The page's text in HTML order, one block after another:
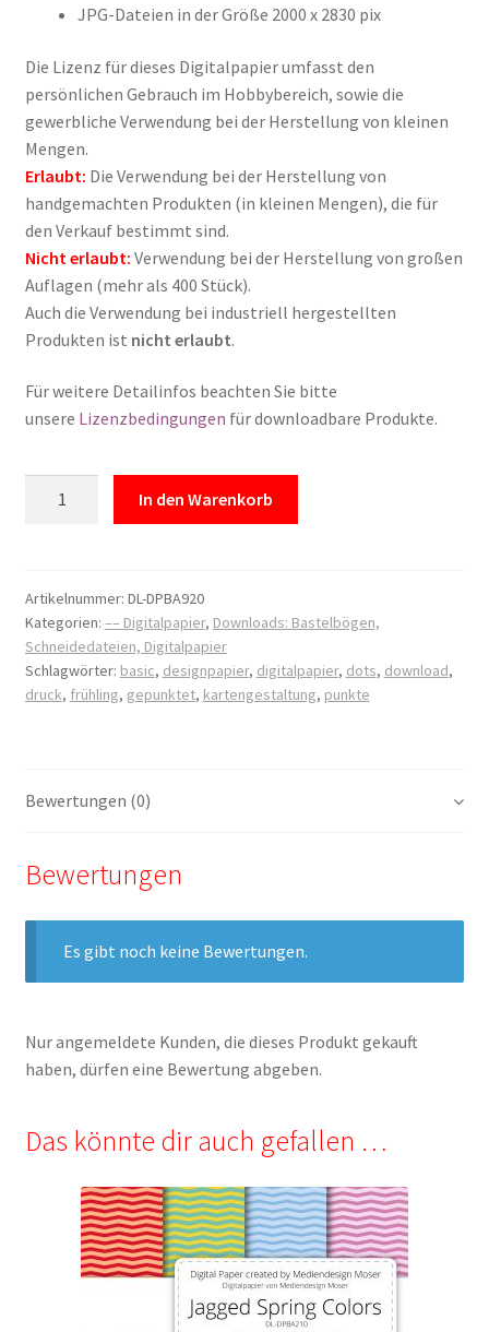
JPG-Dateien in der Größe 2000 x 2830 pix
Die Lizenz für dieses Digitalpapier umfasst den
persönlichen Gebrauch im Hobbybereich, sowie die
gewerbliche Verwendung bei der Herstellung von kleinen
Mengen.
Erlaubt: Die Verwendung bei der Herstellung von
handgemachten Produkten (in kleinen Mengen), die für
den Verkauf bestimmt sind.
Nicht erlaubt: Verwendung bei der Herstellung von großen
Auflagen (mehr als 400 Stück).
Auch die Verwendung bei industriell hergestellten
Produkten ist nicht erlaubt.
Für weitere Detailinfos beachten Sie bitte
unsere Lizenzbedingungen für downloadbare Produkte.
Dots
Spring
Colors"
Menge
In den Warenkorb
Artikelnummer: DL-DPBA920
Kategorien: –– Digitalpapier, Downloads: Bastelbögen,
Schneidedateien, Digitalpapier
Schlagwörter: basic, designpapier, digitalpapier, dots, download,
druck, frühling, gepunktet, kartengestaltung, punkte
Bewertungen (0)
Bewertungen
Es gibt noch keine Bewertungen.
Nur angemeldete Kunden, die dieses Produkt gekauft
haben, dürfen eine Bewertung abgeben.
Das könnte dir auch gefallen …